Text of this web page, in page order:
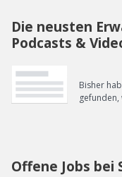
Die neusten
Podcasts &
Bisher
Offene Jobs bei